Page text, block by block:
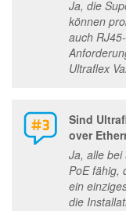
Ja, die
können
auch
Ultraflex
Sind
over
Ja, alle bei
PoE fähig,
ein
die